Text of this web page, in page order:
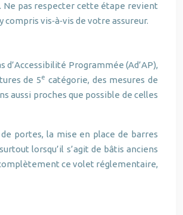
Ne pas respecter cette étape revient
vis‑à‑vis de votre assureur.
Programmée (Ad’AP),
de 5e catégorie, des mesures de
aussi proches que possible de celles
portes, la mise en place de barres
lorsqu’il s’agit de bâtis anciens
ce volet réglementaire,